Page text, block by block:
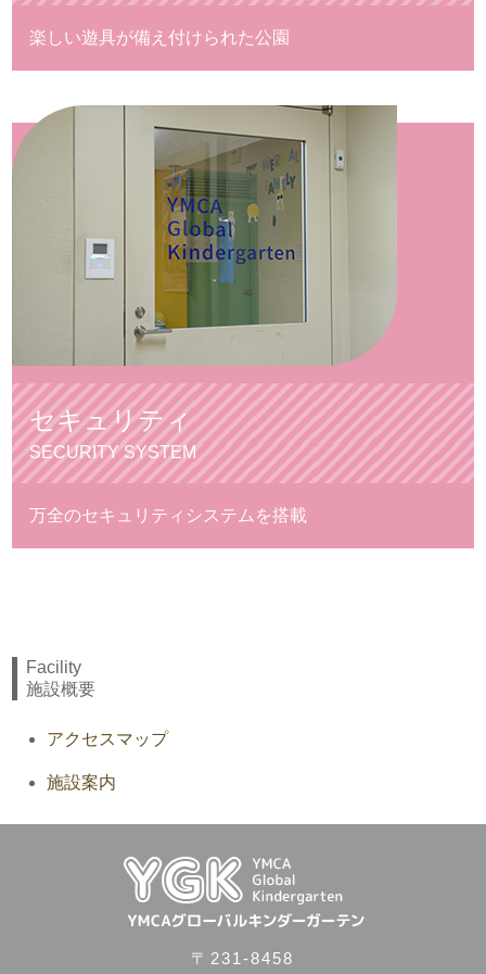
楽しい遊具が備え付けられた公園
セキュリティ
SECURITY SYSTEM
万全のセキュリティ システムを搭載
Facility
施設概要
アクセスマップ
施設案内
〒231-8458